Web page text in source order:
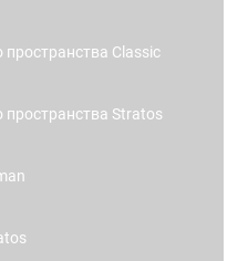
Classic
пространства Stratos